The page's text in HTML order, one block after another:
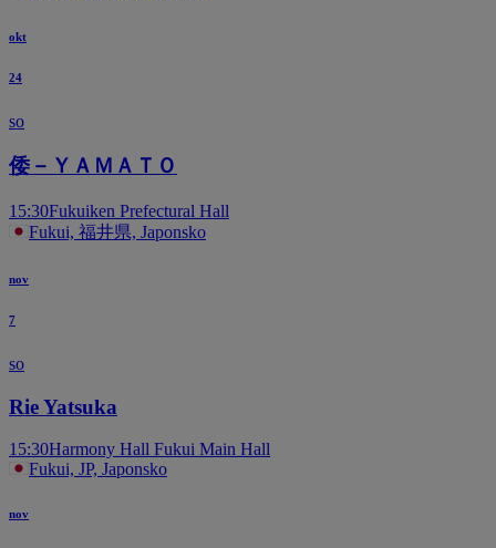
okt
24
so
倭－ＹＡＭＡＴＯ
15:30Fukuiken Prefectural Hall
Fukui, 福井県, Japonsko
nov
7
so
Rie Yatsuka
15:30Harmony Hall Fukui Main Hall
Fukui, JP, Japonsko
nov